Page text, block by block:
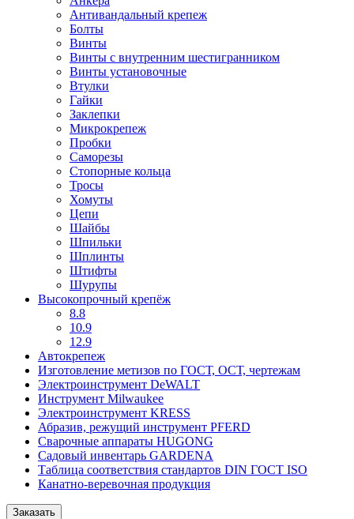
Антивандальный крепеж
Болты
Винты
Винты с внутренним шестигранником
Винты установочные
Втулки
Гайки
Заклепки
Микрокрепеж
Пробки
Саморезы
Стопорные кольца
Тросы
Хомуты
Цепи
Шайбы
Шпильки
Шплинты
Штифты
Шурупы
Высокопрочный крепёж
8.8
10.9
12.9
Автокрепеж
Изготовление метизов по ГОСТ, ОСТ, чертежам
Электроинструмент DeWALT
Инструмент Milwaukee
Электроинструмент KRESS
Абразив, режущий инструмент PFERD
Сварочные аппараты HUGONG
Садовый инвентарь GARDENA
Таблица соответствия стандартов DIN ГОСТ ISO
Канатно-веревочная продукция
Заказать